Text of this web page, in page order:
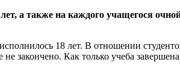
а также на каждого учащегося
18 лет. В отношении
закончено. Как только учеба